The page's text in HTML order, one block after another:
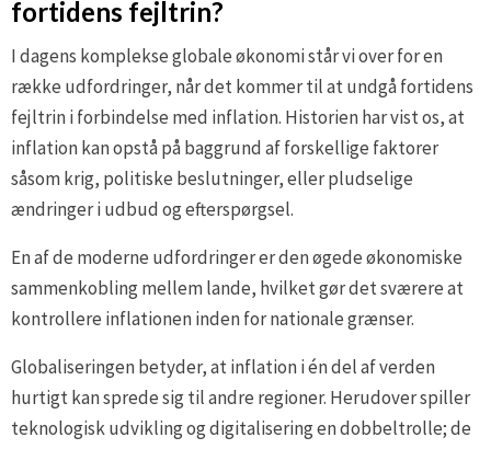
fortidens fejltrin?
I dagens komplekse globale økonomi står vi over for en
række udfordringer, når det kommer til at undgå fortidens
fejltrin i forbindelse med inflation. Historien har vist os, at
inflation kan opstå på baggrund af forskellige faktorer
såsom krig, politiske beslutninger, eller pludselige
ændringer i udbud og efterspørgsel.
En af de moderne udfordringer er den øgede økonomiske
sammenkobling mellem lande, hvilket gør det sværere at
kontrollere inflationen inden for nationale grænser.
Globaliseringen betyder, at inflation i én del af verden
hurtigt kan sprede sig til andre regioner. Herudover spiller
teknologisk udvikling og digitalisering en dobbeltrolle; de